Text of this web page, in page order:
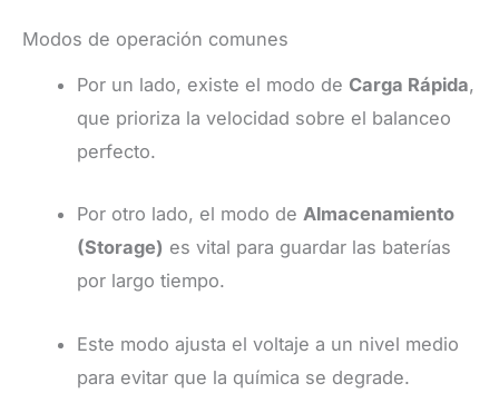
Modos de operación comunes
Por un lado, existe el modo de Carga Rápida,
que prioriza la velocidad sobre el balanceo
perfecto.
Por otro lado, el modo deAlmacenamiento
(Storage) es vital para guardar las baterías
por largo tiempo.
Este modo ajusta el voltaje a un nivel medio
para evitar que la química se degrade.